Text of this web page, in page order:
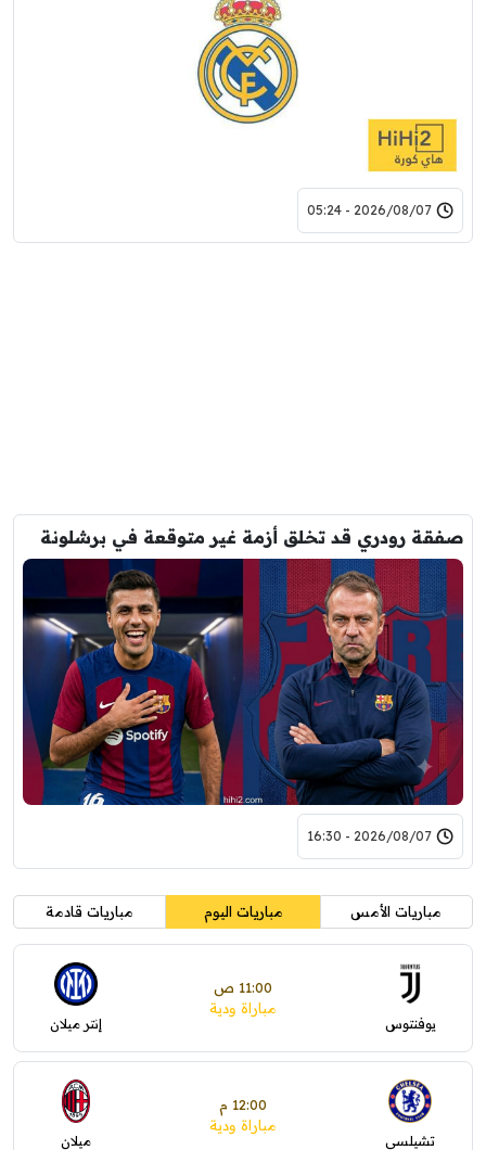
2026/08/07 - 05:24
صفقة رودري قد تخلق أزمة غير متوقعة في برشلونة
2026/08/07 - 16:30
مباريات الأمس مباريات اليوم مباريات قادمة
يوفنتوس
11:00 ص
مباراة ودية
إنتر ميلان
تشيلسي
12:00 م
مباراة ودية
ميلان